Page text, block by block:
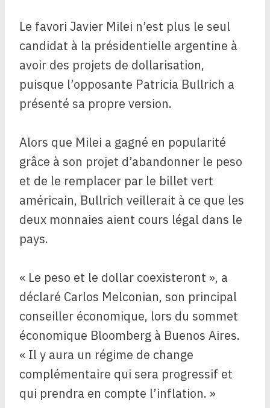
Le favori Javier Milei n’est plus le seul
candidat à la présidentielle argentine à
avoir des projets de dollarisation,
puisque l’opposante Patricia Bullrich a
présenté sa propre version.
Alors que Milei a gagné en popularité
grâce à son projet d’abandonner le peso
et de le remplacer par le billet vert
américain, Bullrich veillerait à ce que les
deux monnaies aient cours légal dans le
pays.
« Le peso et le dollar coexisteront », a
déclaré Carlos Melconian, son principal
conseiller économique, lors du sommet
économique Bloomberg à Buenos Aires.
« Il y aura un régime de change
complémentaire qui sera progressif et
qui prendra en compte l’inflation. »